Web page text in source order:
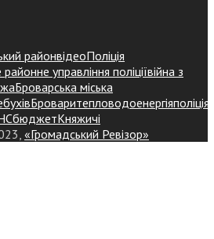
районвідеоПоліція
управління поліціївійна з
Броварська міська
Броваритепловодоенергіяполіція
бюджетКняжичі
«Громадський Ревізор»